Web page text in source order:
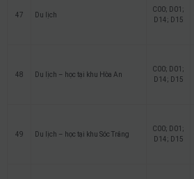
47 Du lịch
C00; D01;
D14; D15
48 Du lịch – học tại khu Hòa An
C00; D01;
D14; D15
49 Du lịch – học tại khu Sóc Trăng
C00; D01;
D14; D15